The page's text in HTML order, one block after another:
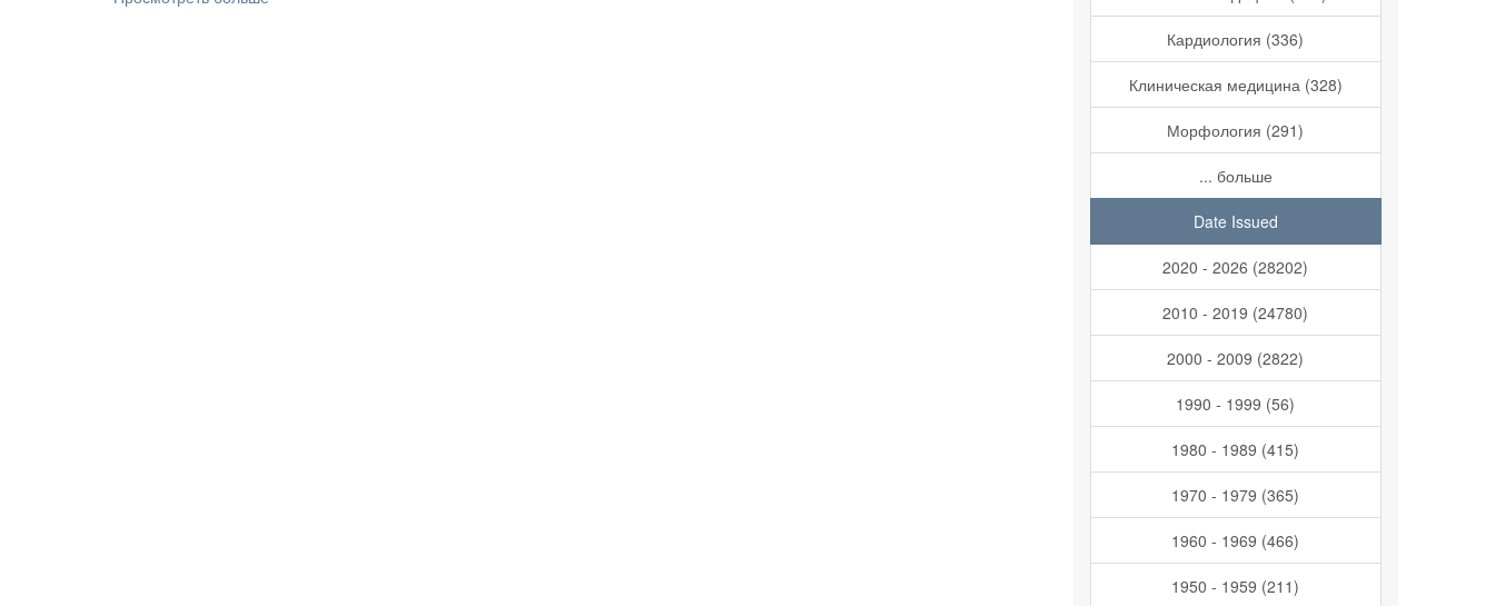
Кардиология (336)
Клиническая медицина (328)
Морфология (291)
... больше
Date Issued
2020 - 2026 (28202)
2010 - 2019 (24780)
2000 - 2009 (2822)
1990 - 1999 (56)
1980 - 1989 (415)
1970 - 1979 (365)
1960 - 1969 (466)
1950 - 1959 (211)